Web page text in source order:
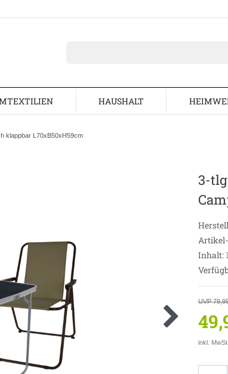
HAUSHALT
klappbar L70xB50xH59cm
3-
Inhalt:1
UVP
inkl.